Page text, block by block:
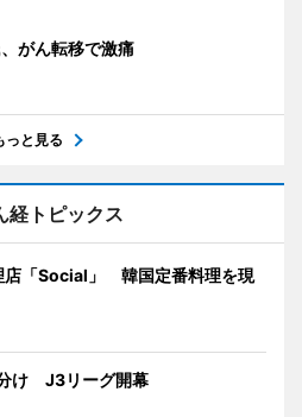
がん転移で激痛
っと見る
経トピックス
店「Social」 韓国定番料理を現
け J3リーグ開幕